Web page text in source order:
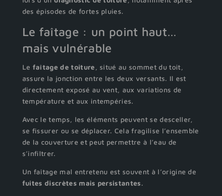
des épisodes de fortes pluies.
Le faîtage : un point haut…
mais vulnérable
Le faîtage de toiture, situé au sommet du toit,
assure la jonction entre les deux versants. Il est
directement exposé au vent, aux variations de
température et aux intempéries.
Avec le temps, les éléments peuvent se desceller,
se fissurer ou se déplacer. Cela fragilise l’ensemble
de la couverture et peut permettre à l’eau de
s’infiltrer.
Un faîtage mal entretenu est souvent à l’origine de
fuites discrètes mais persistantes.